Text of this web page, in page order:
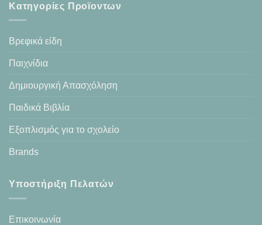
Κατηγορίες Προϊοντων
Βρεφικά είδη
Παιχνίδια
Δημιουργική Απασχόληση
Παιδικά Βιβλία
Εξοπλισμός για το σχολείο
Brands
Υποστήριξη Πελατών
Επικοινωνία